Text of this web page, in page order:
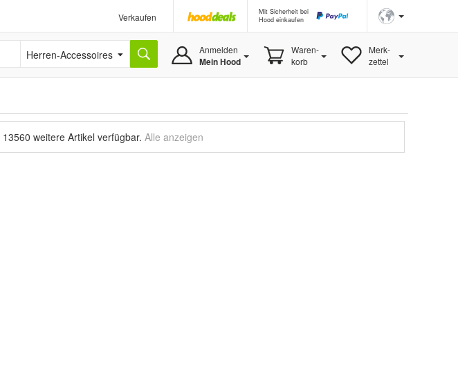
Verkaufen
Mit Sicherheit bei
Hood einkaufen
Herren-Accessoires Anmelden
Mein Hood
Waren-
korb
Merk-
zettel
13560 weitere Artikel verfügbar. Alle anzeigen